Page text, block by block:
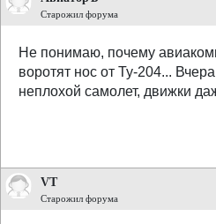
Старожил форума
Не понимаю, почему
воротят нос от Ту-204...
неплохой самолет, движки
VT
Старожил форума